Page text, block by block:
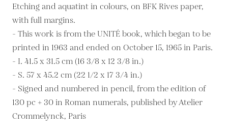
Etching and aquatint in colours, on BFK Rives paper,
with full margins.
- This work is from the UNITÉ book, which began to be
printed in 1963 and ended on October 15, 1965 in Paris.
- I. 41.5 x 31.5 cm (16 3/8 x 12 3/8 in.)
- S. 57 x 45.2 cm (22 1/2 x 17 3/4 in.)
- Signed and numbered in pencil, from the edition of
130 pc + 30 in Roman numerals, published by Atelier
Crommelynck, Paris